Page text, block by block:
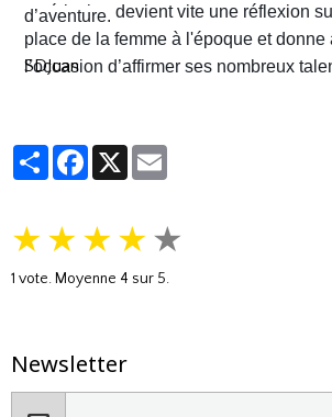
américaine devient vite une réflexion
place de la femme à l'époque et donne
l’occasion d’affirmer ses nombreux
dire.
d’aventure.
SDJuan
PartagerFacebook
X
★ ★ ★ ★ ★
1 vote. Moyenne 4 sur 5.
Newsletter